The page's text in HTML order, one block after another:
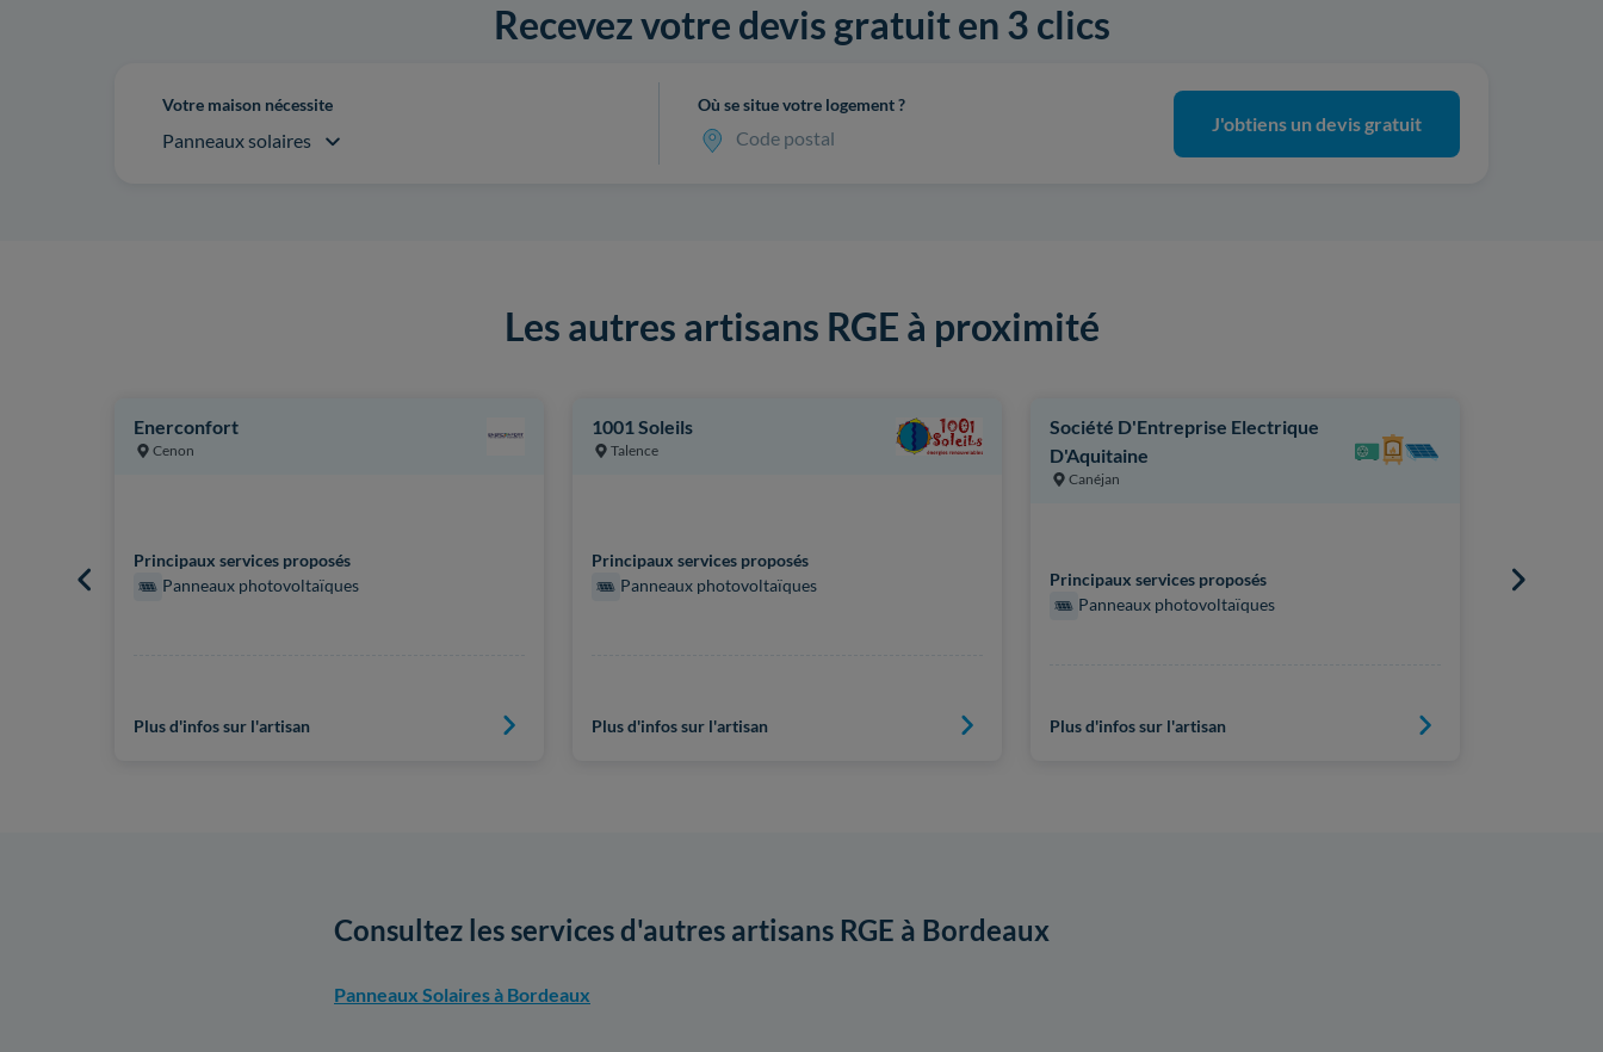
Recevez votre devis gratuit en 3 clics
Votre maison nécessite
Panneaux solaires
Où se situe votre logement ?
Code postal
J'obtiens un devis gratuit
Les autres artisans RGE à proximité
Enerconfort
Cenon
Principaux services proposés
Panneaux photovoltaïques
Plus d'infos sur l'artisan
1001 Soleils
Talence
Principaux services proposés
Panneaux photovoltaïques
Plus d'infos sur l'artisan
Société D'Entreprise Electrique
D'Aquitaine
Canéjan
Principaux services proposés
Panneaux photovoltaïques
Plus d'infos sur l'artisan
Consultez les services d'autres artisans RGE à Bordeaux
Panneaux Solaires à Bordeaux